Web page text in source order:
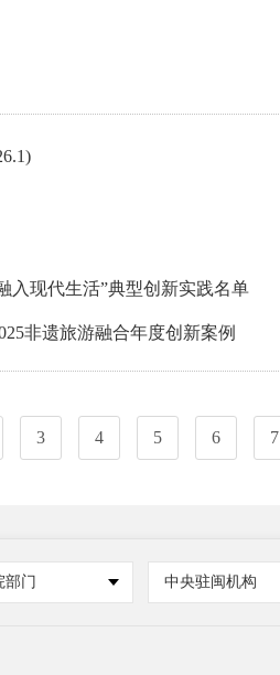
入现代生活”典型创新实践名单
非遗旅游融合年度创新案例
3 4 5 6 7
部门 中央驻闽机构